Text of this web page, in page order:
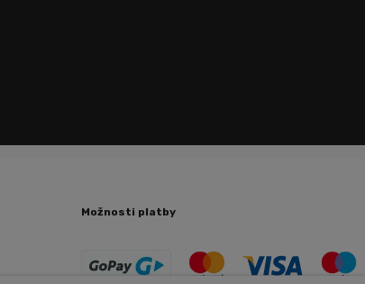
Možnosti platby